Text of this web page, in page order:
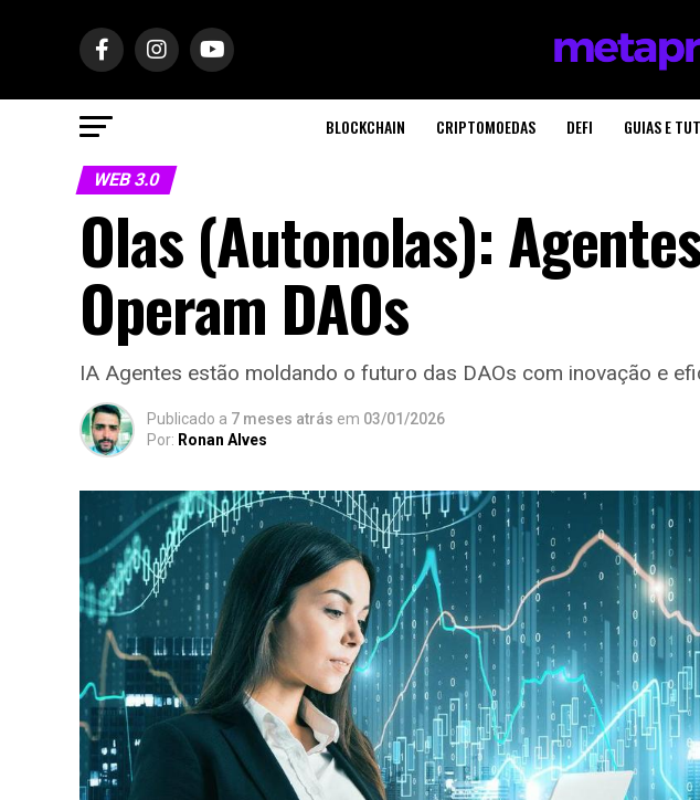
BLOCKCHAIN CRIPTOMOEDAS DEFI GUIAS E
WEB 3.0
Olas (Autonolas):
Operam DAOs
IA Agentes estão moldando o futuro das DAOs com inovação e
Publicado a 7 meses atrás em 03/01/2026
Por: Ronan Alves